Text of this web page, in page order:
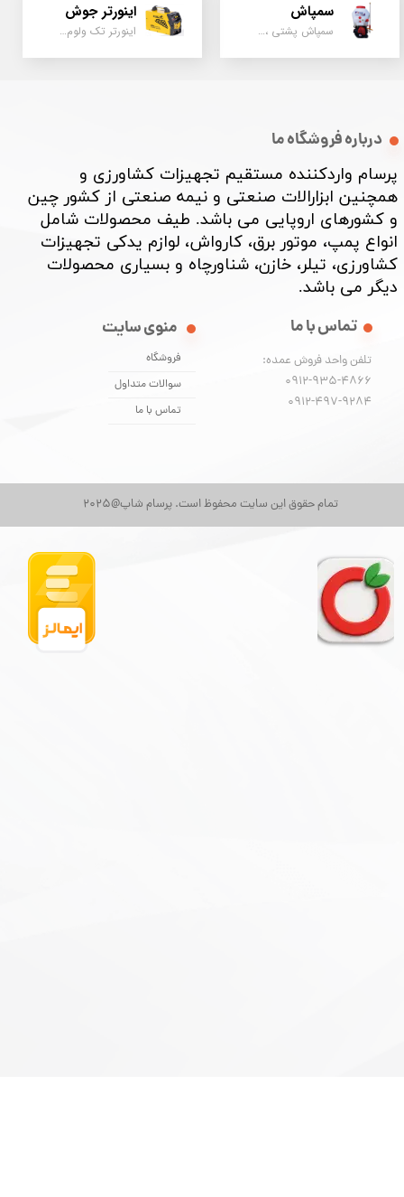
سمپاش
سمپاش پشتی ، زمبه ای ، فرغونی ، دستی ، موتوری
اینورتر جوش
اینورتر تک ولوم و دو ولوم امپر بالا
تمام حقوق این سایت محفوظ است. پرسام شاپ@2025
درباره فروشگاه ما
پرسام واردکننده مستقیم تجهیزات کشاورزی و
همچنین ابزارالات صنعتی و نیمه صنعتی از کشور چین
و کشورهای اروپایی می باشد. طیف محصولات شامل
انواع پمپ، موتور برق، کارواش، لوازم یدکی تجهیزات
کشاورزی، تیلر، خازن، شناورچاه و بسیاری محصولات
دیگر می باشد. ​​​​​​​
منوی سایت
فروشگاه
سوالات متداول
تماس با ما
تماس با ما
تلفن واحد فروش عمده:
0912-935-4866
​​​​​​​0912-497-9284